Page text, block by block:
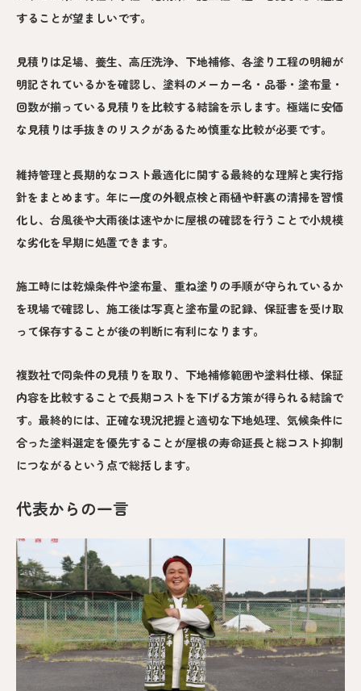
することが望ましいです。
見積りは足場、養生、高圧洗浄、下地補修、各塗り工程の明細が
明記されているかを確認し、塗料のメーカー名・品番・塗布量・
回数が揃っている見積りを比較する結論を示します。極端に安価
な見積りは手抜きのリスクがあるため慎重な比較が必要です。
維持管理と長期的なコスト最適化に関する最終的な理解と実行指
針をまとめます。年に一度の外観点検と雨樋や軒裏の清掃を習慣
化し、台風後や大雨後は速やかに屋根の確認を行うことで小規模
な劣化を早期に処置できます。
施工時には乾燥条件や塗布量、重ね塗りの手順が守られているか
を現場で確認し、施工後は写真と塗布量の記録、保証書を受け取
って保存することが後の判断に有利になります。
複数社で同条件の見積りを取り、下地補修範囲や塗料仕様、保証
内容を比較することで長期コストを下げる方策が得られる結論で
す。最終的には、正確な現況把握と適切な下地処理、気候条件に
合った塗料選定を優先することが屋根の寿命延長と総コスト抑制
につながるという点で総括します。
代表からの一言